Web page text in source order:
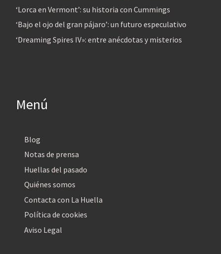
‘Lorca en Vermont’: su historia con Cummings
‘Bajo el ojo del gran pájaro’: un futuro especulativo
‘Dreaming Spires IV»: entre anécdotas y misterios
Menú
Blog
Notas de prensa
Huellas del pasado
Quiénes somos
Contacta con La Huella
Política de cookies
Aviso Legal